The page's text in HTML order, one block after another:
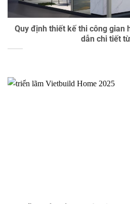
Quy định thiết kế thi công gian
dẫn chi tiết